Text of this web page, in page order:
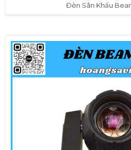
Đèn Sân Khấu